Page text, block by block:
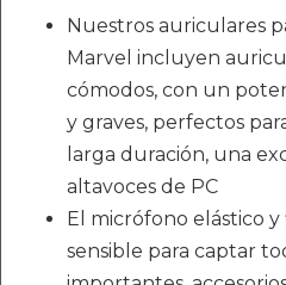
Nuestros auriculares
Marvel incluyen
cómodos, con un
y graves, perfectos
larga duración, una
altavoces de PC
El micrófono elástico
sensible para captar